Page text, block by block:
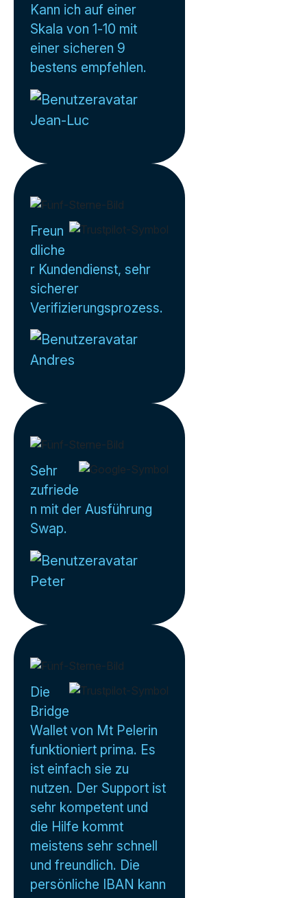
Kann ich auf einer
Skala von 1-10 mit
einer sicheren 9
bestens empfehlen.
Jean-Luc
Freun
dliche
r Kundendienst, sehr
sicherer
Verifizierungsprozess.
Andres
Sehr
zufriede
n mit der Ausführung
Swap.
Peter
Die
Bridge
Wallet von Mt Pelerin
funktioniert prima. Es
ist einfach sie zu
nutzen. Der Support ist
sehr kompetent und
die Hilfe kommt
meistens sehr schnell
und freundlich. Die
persönliche IBAN kann